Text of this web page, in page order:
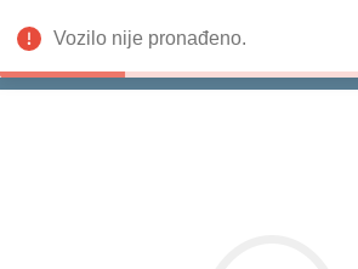
Isporuka odmah
Vozilo nije pronađeno.